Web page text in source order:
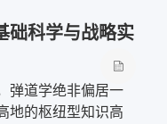
础科学与战略实
弹道学绝非偏居一
地的枢纽型知识高